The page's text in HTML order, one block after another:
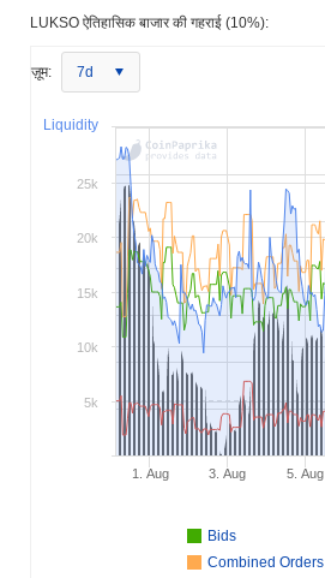
LUKSO ऐतिहासिक बाजार की गहराई (10%):
ज़ूम: 7d
Liquidity
Bids
Combined Orders
1. Aug 3. Aug 5. Aug
5k
10k
15k
20k
25k